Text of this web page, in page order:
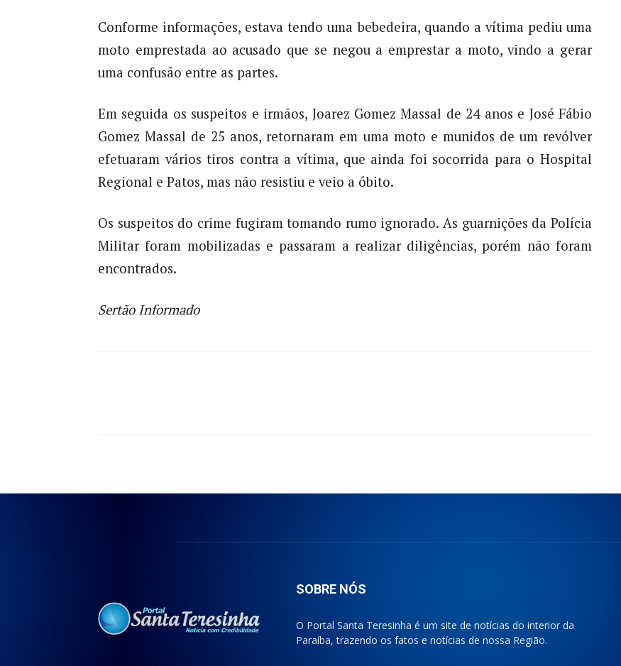
Conforme informações, estava tendo uma bebedeira, quando a vítima pediu uma
moto emprestada ao acusado que se negou a emprestar a moto, vindo a gerar
uma confusão entre as partes.
Em seguida os suspeitos e irmãos, Joarez Gomez Massal de 24 anos e José Fábio
Gomez Massal de 25 anos, retornaram em uma moto e munidos de um revólver
efetuaram vários tiros contra a vítima, que ainda foi socorrida para o Hospital
Regional e Patos, mas não resistiu e veio a óbito.
Os suspeitos do crime fugiram tomando rumo ignorado. As guarnições da Polícia
Militar foram mobilizadas e passaram a realizar diligências, porém não foram
encontrados.
Sertão Informado
SOBRE NÓS
O Portal Santa Teresinha é um site de notícias do interior da
Paraíba, trazendo os fatos e notícias de nossa Região.